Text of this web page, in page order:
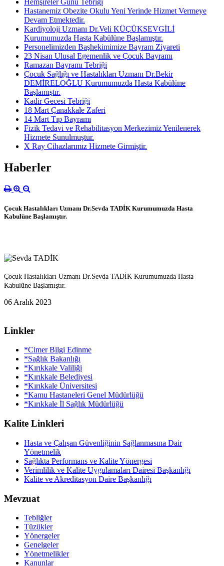
Hastanemiz Obezite Okulu Yeni Yerinde Hizmet Vermeye
Devam Etmektedir.
Kardiyoloji Uzmanı Dr.Veli KÜÇÜKSEVGİLİ
Kurumumuzda Hasta Kabülüne Başlamıştır.
Personelimizden Başhekimimize Bayram Ziyareti
23 Nisan Ulusal Egemenlik ve Çocuk Bayramı
Ramazan Bayramı Tebriği
Çocuk Sağlığı ve Hastalıkları Uzmanı Dr.Bekir
DEMİRELOĞLU Kurumumuzda Hasta Kabülüne
Başlamıştır.
Kadir Gecesi Tebriği
18 Mart Çanakkale Zaferi
14 Mart Tıp Bayramı
Fizik Tedavi ve Rehabilitasyon Merkezimiz Yenilenerek
Hizmete Sunulmuştur.
X Ray Cihazlarımız Hizmete Girmiştir.
Haberler
Çocuk Hastalıkları Uzmanı Dr.Sevda TADİK Kurumumuzda Hasta
Kabulüne Başlamıştır.
Çocuk Hastalıkları Uzmanı Dr.Sevda TADİK Kurumumuzda Hasta
Kabulüne Başlamıştır.
06 Aralık 2023
Linkler
*Cimer Bilgi Edinme
*Sağlık Bakanlığı
*Kırıkkale Valiliği
*Kırıkkale Belediyesi
*Kırıkkale Üniversitesi
*Kamu Hastaneleri Genel Müdürlüğü
*Kırıkkale İl Sağlık Müdürlüğü
Kalite Linkleri
Hasta ve Çalışan Güvenliğinin Sağlanmasına Dair
Yönetmelik
Sağlıkta Performans ve Kalite Yönergesi
Verimlilik ve Kalite Uygulamaları Dairesi Başkanlığı
Kalite ve Akreditasyon Daire Başkanlığı
Mevzuat
Tebliğler
Tüzükler
Yönergeler
Genelgeler
Yönetmelikler
Kanunlar